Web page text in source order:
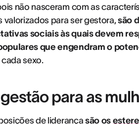
não nasceram com as
valorizados para ser gestora,são
sociais às quais devem
que engendram o
sexo.
para as
de liderança são os